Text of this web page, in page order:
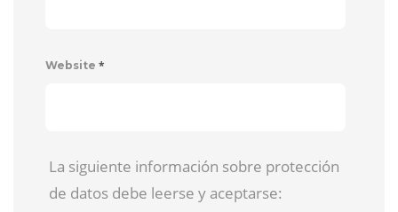
Website *
La siguiente información sobre protección
de datos debe leerse y aceptarse: